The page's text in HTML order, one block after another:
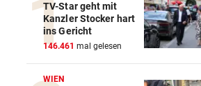
TV-Star geht mit
Kanzler Stocker hart
ins Gericht
146.461 mal gelesen
WIEN